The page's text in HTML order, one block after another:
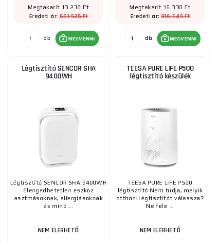
Megtakarít 13 230 Ft
Eredeti ár: 661 525 Ft
db MEGVENNI
Megtakarít 16 330 Ft
Eredeti ár: 816 545 Ft
db MEGVENNI
Légtisztító SENCOR SHA
9400WH
Légtisztító SENCOR SHA 9400WH
Elengedhetetlen eszköz
asztmásoknak, allergiásoknak
és mind ...
NEM ELÉRHETŐ
TEESA PURE LIFE P500
légtisztító készülék
TEESA PURE LIFE P500
légtisztító Nem tudja, melyik
otthoni légtisztítót válassza?
Ne fele ...
NEM ELÉRHETŐ